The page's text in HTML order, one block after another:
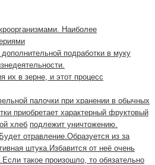
Наиболее
подработки в муку
их в зерне, и этот процесс
палочки при хранении в обычных
приобретает характерный фруктовый
хлеб подлежит уничтожению.
отравление.Образуется из за
штука.Избавится от неё очень
такое произошло, то обязательно